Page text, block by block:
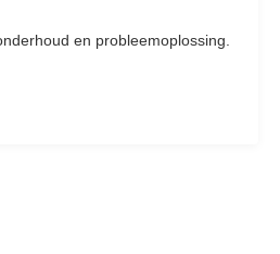
en probleemoplossing.